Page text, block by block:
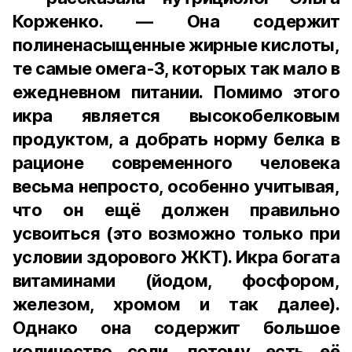
Корженко. — Она содержит
полиненасыщенные жирные кислоты,
те самые омега-3, которых так мало в
ежедневном питании. Помимо этого
икра является высокобелковым
продуктом, а добрать норму белка в
рационе современного человека
весьма непросто, особенно учитывая,
что он ещё должен правильно
усвоиться (это возможно только при
условии здорового ЖКТ). Икра богата
витаминами (йодом, фосфором,
железом, хромом и так далее).
Однако она содержит большое